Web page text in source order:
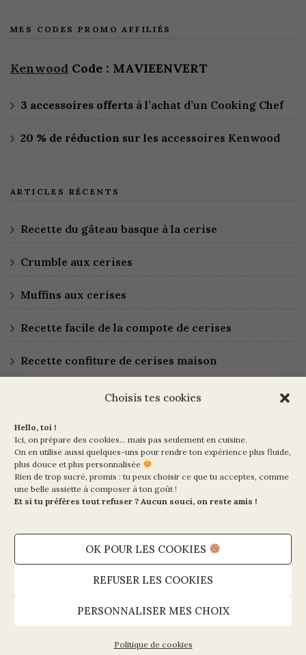
Choisis tes cookies
Hello, toi !
Ici, on prépare des cookies… mais pas seulement en cuisine.
On en utilise aussi quelques-uns pour rendre ton expérience plus fluide,
plus douce et plus personnalisée
Rien de trop sucré, promis : tu peux choisir ce que tu acceptes, comme
une belle assiette à composer à ton goût !
Et si tu préfères tout refuser ? Aucun souci, on reste amis !
OK POUR LES COOKIES
REFUSER LES COOKIES
PERSONNALISER MES CHOIX
Politique de cookies
MES CODES PROMO AFFILIÉS
Kenwood Code : MAVIEENVERT
3 accessoires offerts à l’achat d’un Cooking Chef
20 % de réduction sur les accessoires Kenwood
ARTICLES RÉCENTS
Recette du gâteau basque à la cerise
Crumble aux cerises
Muffins aux cerises
Recette facile de la compote de cerises
Recette confiture de cerises maison
Ma Vie en Vert
10 rue de la Paix
Mentions légales et CGV
Politique de cookies (UE)
Copyright © 2026 - Ma Vie en Vert